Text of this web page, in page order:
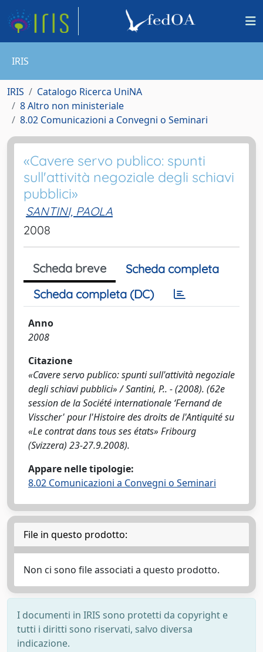
IRIS
IRIS
Catalogo Ricerca UniNA
8 Altro non ministeriale
8.02 Comunicazioni a Convegni o Seminari
«Cavere servo publico: spunti
sull'attività negoziale degli schiavi
pubblici»
SANTINI, PAOLA
2008
Scheda breve
Scheda completa
Scheda completa (DC)
Anno
2008
Citazione
«Cavere servo publico: spunti sull'attività negoziale
degli schiavi pubblici» / Santini, P.. - (2008). (62e
session de la Société internationale ‘Fernand de
Visscher' pour l'Histoire des droits de l'Antiquité su
«Le contrat dans tous ses états» Fribourg
(Svizzera) 23-27.9.2008).
Appare nelle tipologie:
8.02 Comunicazioni a Convegni o Seminari
File in questo prodotto:
Non ci sono file associati a questo prodotto.
I documenti in IRIS sono protetti da copyright e
tutti i diritti sono riservati, salvo diversa
indicazione.